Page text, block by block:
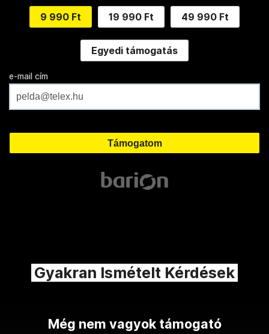
9 990 Ft 19 990 Ft 49 990 Ft
Egyedi támogatás
e-mail cím
Gyakran Ismételt Kérdések
Még nem vagyok támogató